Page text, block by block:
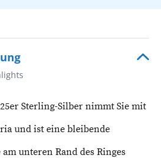
Sterling-Silber nimmt Sie mit
und ist eine bleibende
unteren Rand des Ringes